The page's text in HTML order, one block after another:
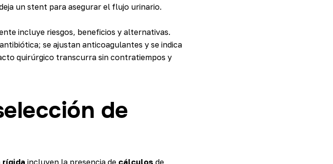
un stent para asegurar el flujo urinario.
incluye riesgos, beneficios y alternativas.
se ajustan anticoagulantes y se indica
quirúrgico transcurra sin contratiempos y
de